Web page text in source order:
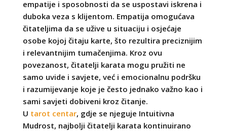
empatije i sposobnosti da se uspostavi iskrena i
duboka veza s klijentom. Empatija omogućava
čitateljima da se užive u situaciju i osjećaje
osobe kojoj čitaju karte, što rezultira preciznijim
i relevantnijim tumačenjima. Kroz ovu
povezanost, čitatelji karata mogu pružiti ne
samo uvide i savjete, već i emocionalnu podršku
i razumijevanje koje je često jednako važno kao i
sami savjeti dobiveni kroz čitanje.
U tarot centar, gdje se njeguje Intuitivna
Mudrost, najbolji čitatelji karata kontinuirano